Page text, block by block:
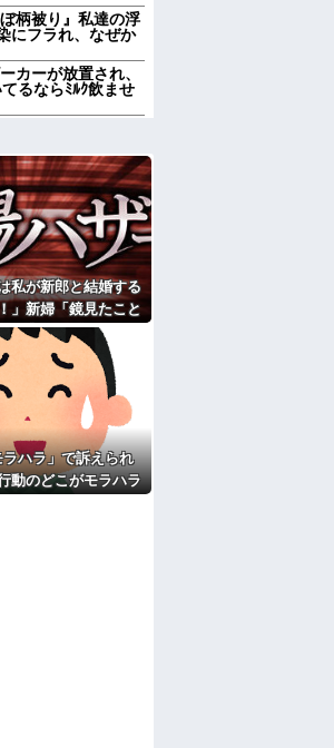
柄被り』私達の浮
にフラれ、なぜか
カーが放置され、
るならﾐﾙｸ飲ませ
！！その理由がこ
れてショックを受
化です」←強権国
かな？遅くても21
私が新郎と結婚する
」新婦「鏡見たこと
露宴が一瞬で騒然と
なって…
ハラ」で訴えられ
動のどこがモラハラ